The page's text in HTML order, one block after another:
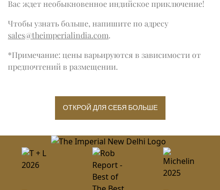
Вас ждет необыкновенное индийское приключение!
sales@theimperialindia.com.
*Примечание: цены варьируются в зависимости от
предпочтений в размещении.
ОТКРОЙ ДЛЯ СЕБЯ БОЛЬШЕ